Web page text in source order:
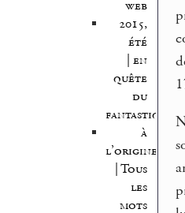
web
2015,
été
| en
quête
du
fantastique
à
l’origine
| Tous
les
mots